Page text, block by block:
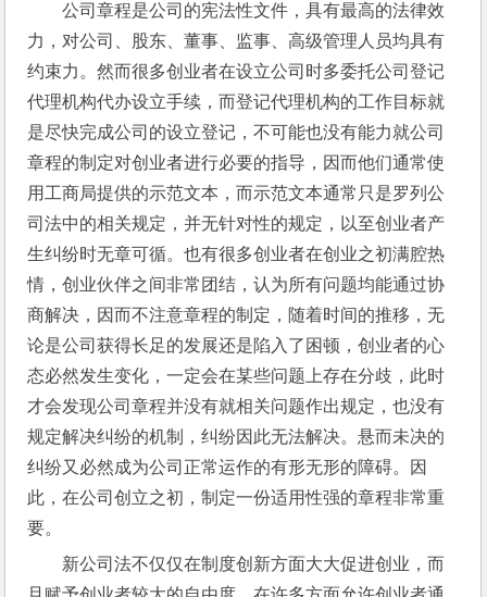
公司章程是公司的宪法性文件，具有最高的法律效
力，对公司、股东、董事、监事、高级管理人员均具有
约束力。然而很多创业者在设立公司时多委托公司登记
代理机构代办设立手续，而登记代理机构的工作目标就
是尽快完成公司的设立登记，不可能也没有能力就公司
章程的制定对创业者进行必要的指导，因而他们通常使
用工商局提供的示范文本，而示范文本通常只是罗列公
司法中的相关规定，并无针对性的规定，以至创业者产
生纠纷时无章可循。也有很多创业者在创业之初满腔热
情，创业伙伴之间非常团结，认为所有问题均能通过协
商解决，因而不注意章程的制定，随着时间的推移，无
论是公司获得长足的发展还是陷入了困顿，创业者的心
态必然发生变化，一定会在某些问题上存在分歧，此时
才会发现公司章程并没有就相关问题作出规定，也没有
规定解决纠纷的机制，纠纷因此无法解决。悬而未决的
纠纷又必然成为公司正常运作的有形无形的障碍。因
此，在公司创立之初，制定一份适用性强的章程非常重
要。
新公司法不仅仅在制度创新方面大大促进创业，而